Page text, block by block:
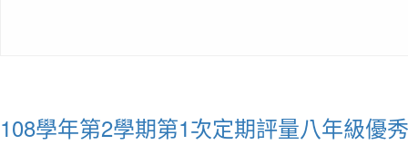
108學年第2學期第1次定期評量八年級優